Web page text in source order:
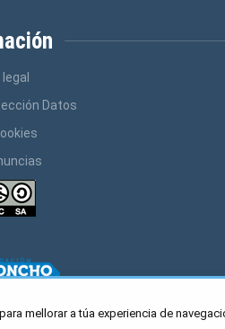
Datos
mellorar a túa experiencia de